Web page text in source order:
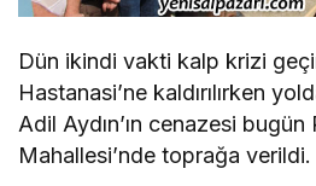
Dün ikindi vakti kalp krizi
Hastanasi’ne kaldırılırken
Adil Aydın’ın cenazesi bugün
Mahallesi’nde toprağa verildi.